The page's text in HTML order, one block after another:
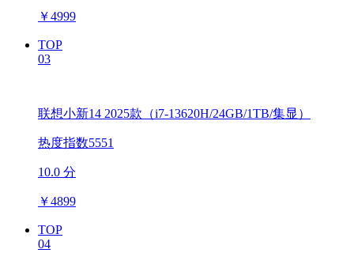
￥4999
TOP
03
联想小新14 2025款（i7-13620H/24GB/1TB/集显）
热度指数5551
10.0 分
￥4899
TOP
04